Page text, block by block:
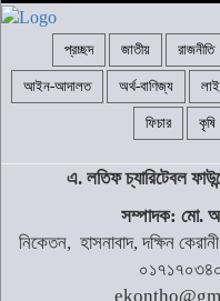
প্রচ্ছদ জাতীয় রাজনীতি
আইন-আদালত অর্থ-বাণিজ্য
ফিচার কৃষি
এ. লতিফ চ্যারিটেবল
সম্পাদক: মো.
নিকেতন, হাসনাবাদ, দক্ষিন